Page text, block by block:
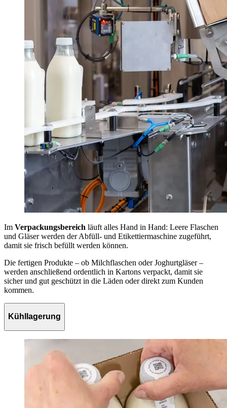
Im Verpackungsbereich läuft alles Hand in Hand: Leere Flaschen
und Gläser werden der Abfüll- und Etikettiermaschine zugeführt,
damit sie frisch befüllt werden können.
Die fertigen Produkte – ob Milchflaschen oder Joghurtgläser –
werden anschließend ordentlich in Kartons verpackt, damit sie
sicher und gut geschützt in die Läden oder direkt zum Kunden
kommen.
Kühllagerung